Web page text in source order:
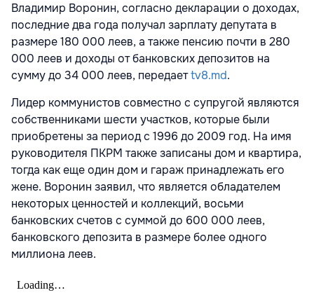
Владимир Воронин, согласно декларации о доходах,
последние два года получал зарплату депутата в
размере 180 000 леев, а также пенсию почти в 280
000 леев и доходы от банковских депозитов на
сумму до 34 000 леев, передаетtv8.md.
Лидер коммунистов совместно с супругой являются
собственниками шести участков, которые были
приобретены за период с 1996 до 2009 год. На имя
руководителя ПКРМ также записаны дом и квартира,
тогда как еще один дом и гараж принадлежать его
жене. Воронин заявил, что является обладателем
некоторых ценностей и коллекций, восьми
банковских счетов с суммой до 600 000 леев,
банковского депозита в размере более одного
миллиона леев.